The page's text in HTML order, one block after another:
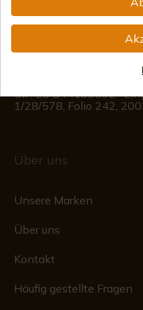
(+34)676 850 364
Kundeninformationen
CIF: ES B44193092 ·
1/28/578, Folio 242,
Über uns
Unsere Marken
Über uns
Kontakt
Häufig gestellte Fragen